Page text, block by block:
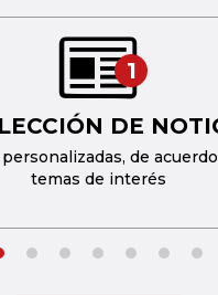
1
DE
de
temas de interés